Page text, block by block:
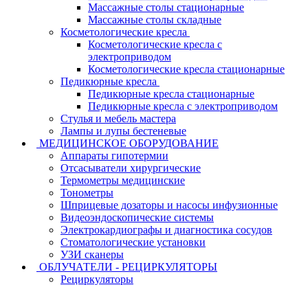
Массажные столы стационарные
Массажные столы складные
Косметологические кресла
Косметологические кресла с
электроприводом
Косметологические кресла стационарные
Педикюрные кресла
Педикюрные кресла стационарные
Педикюрные кресла с электроприводом
Стулья и мебель мастера
Лампы и лупы бестеневые
МЕДИЦИНСКОЕ ОБОРУДОВАНИЕ
Аппараты гипотермии
Отсасыватели хирургические
Термометры медицинские
Тонометры
Шприцевые дозаторы и насосы инфузионные
Видеоэндоскопические системы
Электрокардиографы и диагностика сосудов
Стоматологические установки
УЗИ сканеры
ОБЛУЧАТЕЛИ - РЕЦИРКУЛЯТОРЫ
Рециркуляторы